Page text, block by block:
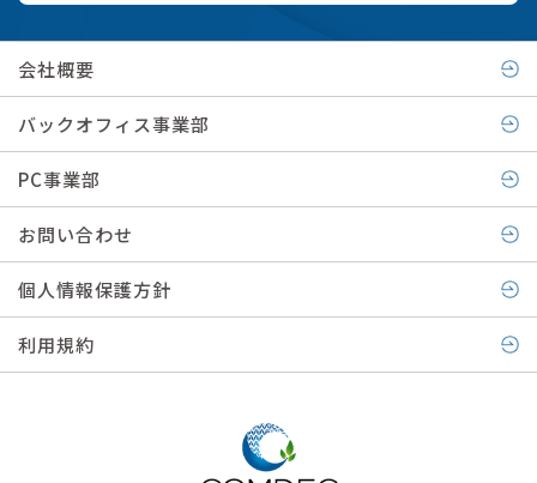
会社概要
バックオフィス事業部
PC事業部
お問い合わせ
個人情報保護方針
利用規約